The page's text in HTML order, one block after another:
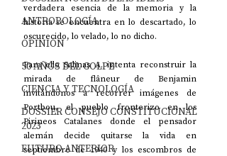
ANTROPOLOGÍA
OPINIÓN
50 AÑOS DEL GOLPE
CIENCIA Y TECNOLOGÍA
DOSSIER CONSEJO CONSTITUCIONAL
2023
FUTURO ANTERIOR
verdadera esencia de la memoria y la
historia se encuentra en lo descartado, lo
oscurecido, lo velado, lo no dicho.
Para ello Salinas A. intenta reconstruir la
mirada de flâneur de Benjamin
invitándonos a recorrer imágenes de
Portbou, el pueblo fronterizo en los
Pirineos Catalanes donde el pensador
alemán decide quitarse la vida en
septiembre de 1940 y los escombros de